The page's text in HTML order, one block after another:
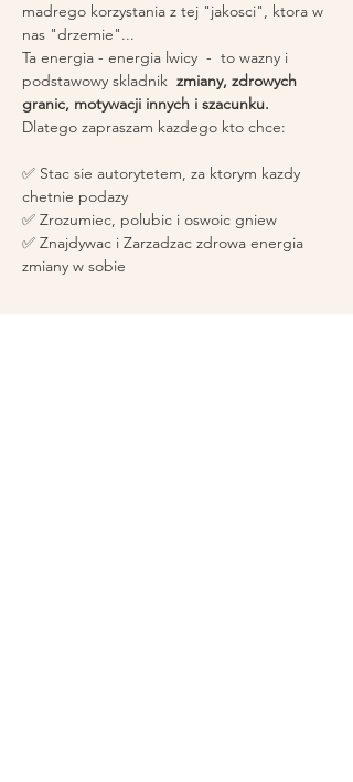
madrego korzystania z tej "jakosci", ktora w
nas "drzemie"...
Ta energia - energia lwicy  -  to wazny i
podstawowy skladnik zmiany, zdrowych
granic, motywacji innych i szacunku.
Dlatego zapraszam kazdego kto chce:
✅ Stac sie autorytetem, za ktorym kazdy
chetnie podazy
✅ Zrozumiec, polubic i oswoic gniew
✅ Znajdywac i Zarzadzac zdrowa energia
zmiany w sobie